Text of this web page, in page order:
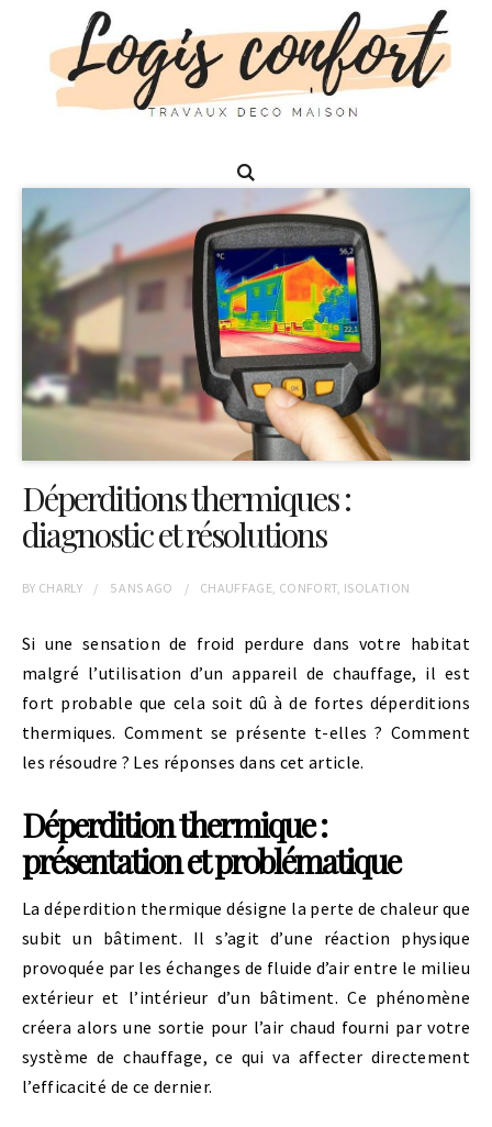
Déperditions thermiques :
diagnostic et résolutions
BY CHARLY 5 ANS AGO CHAUFFAGE CONFORT ISOLATION
Si une sensation de froid perdure dans votre habitat
malgré l’utilisation d’un appareil de chauffage, il est
fort probable que cela soit dû à de fortes déperditions
thermiques. Comment se présente t-elles ? Comment
les résoudre ? Les réponses dans cet article.
Déperdition thermique :
présentationetproblématique
La déperdition thermique désigne la perte de chaleur que
subit un bâtiment. Il s’agit d’une réaction physique
provoquée par les échanges de fluide d’air entre le milieu
extérieur et l’intérieur d’un bâtiment. Ce phénomène
créera alors une sortie pour l’air chaud fourni par votre
système de chauffage, ce qui va affecter directement
l’efficacité de ce dernier.